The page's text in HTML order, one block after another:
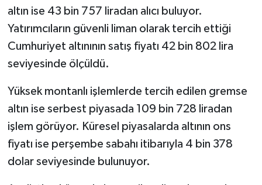
altın ise 43 bin 757 liradan alıcı buluyor.
Yatırımcıların güvenli liman olarak tercih ettiği
Cumhuriyet altınının satış fiyatı 42 bin 802 lira
seviyesinde ölçüldü.
Yüksek montanlı işlemlerde tercih edilen gremse
altın ise serbest piyasada 109 bin 728 liradan
işlem görüyor. Küresel piyasalarda altının ons
fiyatı ise perşembe sabahı itibarıyla 4 bin 378
dolar seviyesinde bulunuyor.